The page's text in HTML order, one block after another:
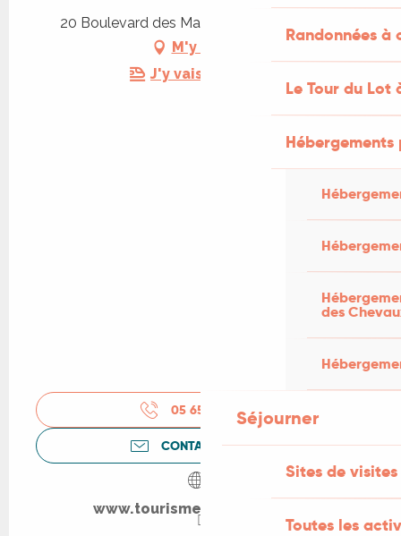
Randonnées
Le Tour du Lot
des
Séjourner
Sites de visites
Toutes les
20 Boulevard des Martyrs, 46300 Gourdon
M'y rendre
J'y vais en train !
05 65 27 52▒▒
CONTACTEZ-NOUS
www.tourisme-gourdon.com